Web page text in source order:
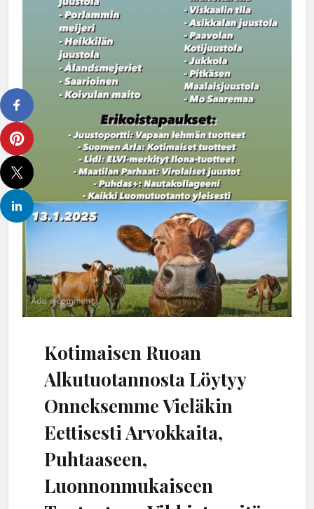
Kotimaisen Ruoan
Alkutuotannosta Löytyy
Onneksemme Vieläkin
Eettisesti Arvokkaita,
Puhtaaseen,
Luonnonmukaiseen